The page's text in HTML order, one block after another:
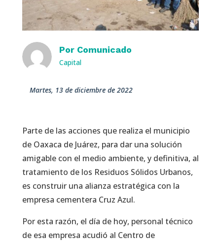
Por Comunicado
Capital
martes, 13 de diciembre de 2022
Parte de las acciones que realiza el municipio
de Oaxaca de Juárez, para dar una solución
amigable con el medio ambiente, y definitiva, al
tratamiento de los Residuos Sólidos Urbanos,
es construir una alianza estratégica con la
empresa cementera Cruz Azul.
Por esta razón, el día de hoy, personal técnico
de esa empresa acudió al Centro de